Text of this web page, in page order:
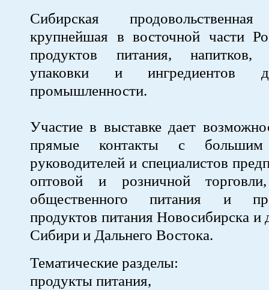
Сибирская
крупнейшая в восточной части
продуктов питания, напитков,
упаковки и ингредиентов
промышленности.
Участие в выставке дает
прямые контакты с большим
руководителей и специалистов
оптовой и розничной
общественного питания и
продуктов питания Новосибирска и
Сибири и Дальнего Востока.
Тематические разделы:
продукты питания,